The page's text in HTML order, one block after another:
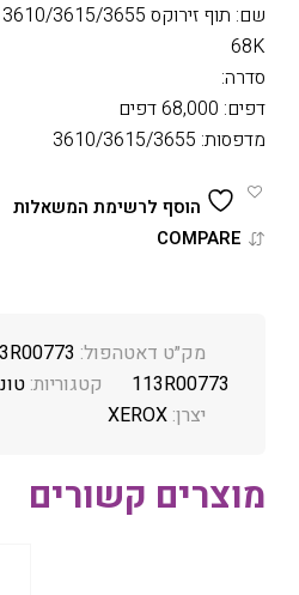
68K
סדרה:
דפים: 68,000 דפים
מדפסות: 3610/3615/3655
הוסף לרשימת המשאלות
COMPARE
מק״ט דאטהפול:
113R00773
קטגוריות:
יצרן:XEROX
מוצרים קשורים